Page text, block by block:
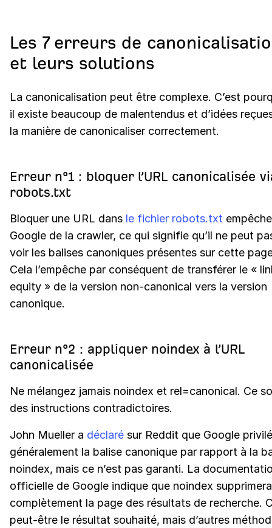
Les 7 erreurs de
et leurs solutions
La canonicalisation peut être complexe. C’est
il existe beaucoup de malentendus et d’idées
la manière de canonicaliser correctement.
Erreur n°1 : bloquer l’URL canonicalisée
robots.txt
Bloquer une URL dans le fichier robots.txt empêche
Google de la crawler, ce qui signifie qu’il ne peut
voir les balises canoniques présentes sur cette
Cela l’empêche par conséquent de transférer le «
equity » de la version non-canonical vers la version
canonique.
Erreur n°2 : appliquer noindex à l’URL
canonicalisée
Ne mélangez jamais noindex et rel=canonical. Ce
des instructions contradictoires.
John Mueller a déclaré sur Reddit que Google
généralement la balise canonique par rapport à la
noindex, mais ce n’est pas garanti. La
officielle de Google indique que noindex supprimera
complètement la page des résultats de recherche.
peut-être le résultat souhaité, mais d’autres